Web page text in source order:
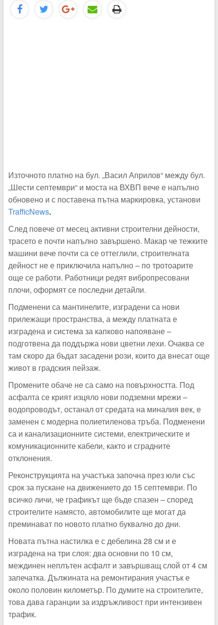
Източното платно на бул. „Васил Априлов“ между бул.
„Шести септември“ и моста на ВХВП вече е напълно
обновено и с поставена пътна маркировка, установи
TrafficNews.
След повече от месец активни строителни дейности,
трасето е почти напълно завършено. Макар че тежките
машини вече почти са се оттеглили, строителната
дейност не е приключила напълно – по тротоарите
още се работи. Работници редят вибропресовани
плочи, оформят се последни детайли.
Подменени са мантинелите, изградени са нови
прилежащи пространства, а между платната е
изградена и система за капково напояване –
подготвена да поддържа нови цветни лехи. Очаква се
там скоро да бъдат засадени рози, които да внесат още
живот в градския пейзаж.
Промените обаче не са само на повърхността. Под
асфалта се крият изцяло нови подземни мрежи –
водопроводът, останал от средата на миналия век, е
заменен с модерна полиетиленова тръба. Подменени
са и канализационните системи, електрическите и
комуникационните кабели, както и сградните
отклонения.
Реконструкцията на участъка започна през юли със
срок за пускане на движението до 15 септември. По
всичко личи, че графикът ще бъде спазен – според
строителите намясто, автомобилите ще могат да
преминават по новото платно буквално до дни.
Новата пътна настилка е с дебелина 28 см и е
изградена на три слоя: два основни по 10 см,
междинен неплътен асфалт и завършващ слой от 4 см
запечатка. Дължината на ремонтирания участък е
около половин километър. По думите на строителите,
това дава гаранции за издръжливост при интензивен
трафик.